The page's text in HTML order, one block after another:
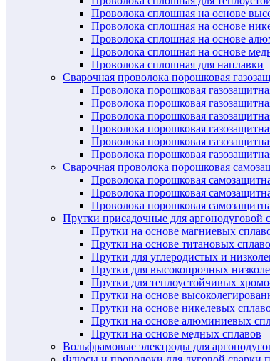
Проволока сплошная на основе
Проволока сплошная на основе
Проволока сплошная на основе
Проволока сплошная на основе
Проволока сплошная для наплавки
Сварочная проволока порошковая
Проволока порошковая
Проволока порошковая
Проволока порошковая
Проволока порошковая
Проволока порошковая
Проволока порошковая
Сварочная проволока порошковая
Проволока порошковая
Проволока порошковая
Проволока порошковая
Прутки присадочные для аргонодуговой
Прутки на основе магниевых
Прутки на основе титановых
Прутки для углеродистых и
Прутки для высокопрочных
Прутки для теплоустойчивых
Прутки на основе
Прутки на основе никелевых
Прутки на основе алюминиевых
Прутки на основе медных сплавов
Вольфрамовые электроды для